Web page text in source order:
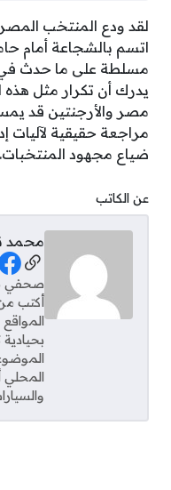
لقد ودع المنتخب
اتسم بالشجاعة أمام
مسلطة على ما حدث
يدرك أن تكرار مثل هذه
مصر والأرجنتين قد
مراجعة حقيقية لآليات
ضياع مجهود المنتخبات.
عن الكاتب
محمد
Links
صحفي
المحلي